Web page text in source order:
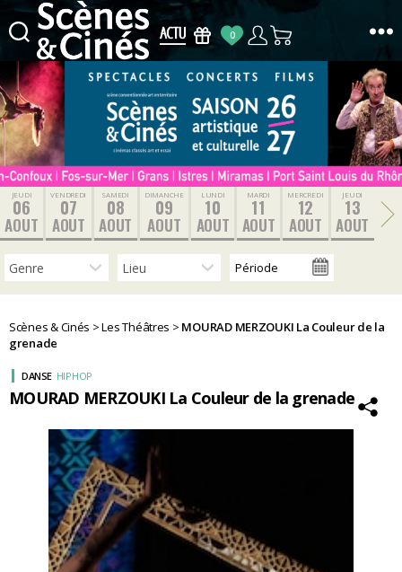
Scènes
Cinés
0
JEUDI
06
AOUT
VENDREDI
07
AOUT
SAMEDI
08
AOUT
DIMANCHE
09
AOUT
LUNDI
10
AOUT
MARDI
11
AOUT
MERCREDI
12
AOUT
JEUDI
13
AOUT
Scènes & Cinés >Les Théâtres > MOURAD MERZOUKI La Couleur de la
grenade
MOURAD MERZOUKI La Couleur de la grenade
DANSE HIP HOP